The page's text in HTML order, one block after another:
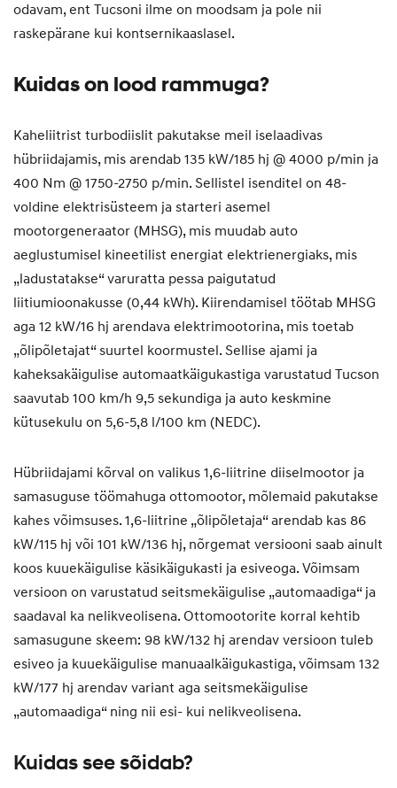
odavam, ent Tucsoni ilme on moodsam ja pole nii
raskepärane kui kontsernikaaslasel.
Kuidas on lood rammuga?
Kaheliitrist turbodiislit pakutakse meil iselaadivas
hübriidajamis, mis arendab 135 kW/185 hj @ 4000 p/min ja
400 Nm @ 1750-2750 p/min. Sellistel isenditel on 48-
voldine elektrisüsteem ja starteri asemel
mootorgeneraator (MHSG), mis muudab auto
aeglustumisel kineetilist energiat elektrienergiaks, mis
„ladustatakse“ varuratta pessa paigutatud
liitiumioonakusse (0,44 kWh). Kiirendamisel töötab MHSG
aga 12 kW/16 hj arendava elektrimootorina, mis toetab
„õlipõletajat“ suurtel koormustel. Sellise ajami ja
kaheksakäigulise automaatkäigukastiga varustatud Tucson
saavutab 100 km/h 9,5 sekundiga ja auto keskmine
kütusekulu on 5,6-5,8 l/100 km (NEDC).
Hübriidajami kõrval on valikus 1,6-liitrine diiselmootor ja
samasuguse töömahuga ottomootor, mõlemaid pakutakse
kahes võimsuses. 1,6-liitrine „õlipõletaja“ arendab kas 86
kW/115 hj või 101 kW/136 hj, nõrgemat versiooni saab ainult
koos kuuekäigulise käsikäigukasti ja esiveoga. Võimsam
versioon on varustatud seitsmekäigulise „automaadiga“ ja
saadaval ka nelikveolisena. Ottomootorite korral kehtib
samasugune skeem: 98 kW/132 hj arendav versioon tuleb
esiveo ja kuuekäigulise manuaalkäigukastiga, võimsam 132
kW/177 hj arendav variant aga seitsmekäigulise
„automaadiga“ ning nii esi- kui nelikveolisena.
Kuidas see sõidab?